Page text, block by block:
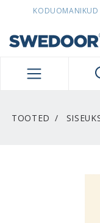
KODUOMANIKUD
TOOTED